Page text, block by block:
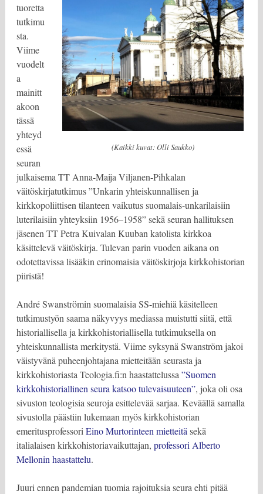
(Kaikki kuvat: Olli Saukko)
tuoretta
tutkimu
sta.
Viime
vuodelt
a
mainitt
akoon
tässä
yhteyd
essä
seuran
julkaisema TT Anna-Maija Viljanen-Pihkalan
väitöskirjatutkimus ”Unkarin yhteiskunnallisen ja
kirkkopoliittisen tilanteen vaikutus suomalais-unkarilaisiin
luterilaisiin yhteyksiin 1956–1958” sekä seuran hallituksen
jäsenen TT Petra Kuivalan Kuuban katolista kirkkoa
käsittelevä väitöskirja. Tulevan parin vuoden aikana on
odotettavissa lisääkin erinomaisia väitöskirjoja kirkkohistorian
piiristä!
André Swanströmin suomalaisia SS-miehiä käsitelleen
tutkimustyön saama näkyvyys mediassa muistutti siitä, että
historiallisella ja kirkkohistoriallisella tutkimuksella on
yhteiskunnallista merkitystä. Viime syksynä Swanström jakoi
väistyvänä puheenjohtajana mietteitään seurasta ja
kirkkohistoriasta Teologia.fi:n haastattelussa ”Suomen
kirkkohistoriallinen seura katsoo tulevaisuuteen”, joka oli osa
sivuston teologisia seuroja esittelevää sarjaa. Keväällä samalla
sivustolla päästiin lukemaan myös kirkkohistorian
emeritusprofessori Eino Murtorinteen mietteitä sekä
italialaisen kirkkohistoriavaikuttajan, professori Alberto
Mellonin haastattelu.
Juuri ennen pandemian tuomia rajoituksia seura ehti pitää